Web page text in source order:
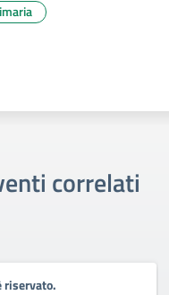
correlati
riservato.